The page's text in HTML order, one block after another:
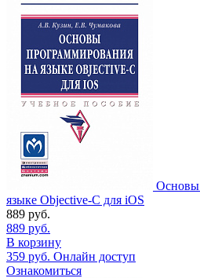
Основы
языке Objective-C для iOS
889 руб.
889 руб.
В корзину
359 руб. Онлайн доступ
Ознакомиться